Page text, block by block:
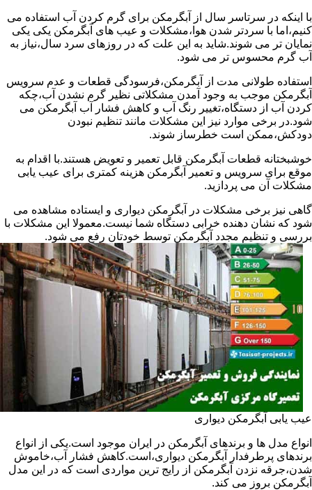
با اینکه در سرتاسر سال از آبگرمکن برای گرم کردن آب استفاده می
کنیم،اما با سردتر شدن هوا،مشکلات و عیب های آبگرمکن یکی یکی
نمایان تر می شوند.شاید به این علت که در روزهای سرد سال،نیاز به
آب گرم محسوس تر می شود.
استفاده طولانی مدت از آبگرمکن،فرسودگی قطعات و عدم سرویس
آبگرمکن موجب به وجود آمدن مشکلاتی نظیر گرم نشدن آب،چکه
کردن آب از دستگاه،تغییر رنگ آب و کاهش فشار آب آبگرمکن می
شود.در برخی موارد نیز این مشکلات مانند تنظیم نبودن
دودکش،ممکن است خطرساز شوند.
خوشبختانه قطعات آبگرمکن قابل تعمیر و تعویض هستند.با اقدام به
موقع برای سرویس و تعمیر آبگرمکن هزینه کمتری برای عیب یابی
مشکلات آن می پردازید.
گاهی نیز برخی مشکلات در آبگرمکن دیواری و ایستاده مشاهده می
شود که نشان دهنده خرابی دستگاه شما نیست.معمولا این مشکلات با
بررسی و تنظیم مجدد آبگرمکن توسط خودتان رفع می شود.
عیب یابی آبگرمکن دیواری
انواع مدل ها و برندهای آبگرمکن در ایران موجود است.یکی از انواع
برندهای پرطرفدار آبگرمکن دیواری،است.کاهش فشار آب،خاموش
شدن،جرقه نزدن آبگرمکن از رایج ترین مواردی است که در این مدل
آبگرمکن بروز می کند.